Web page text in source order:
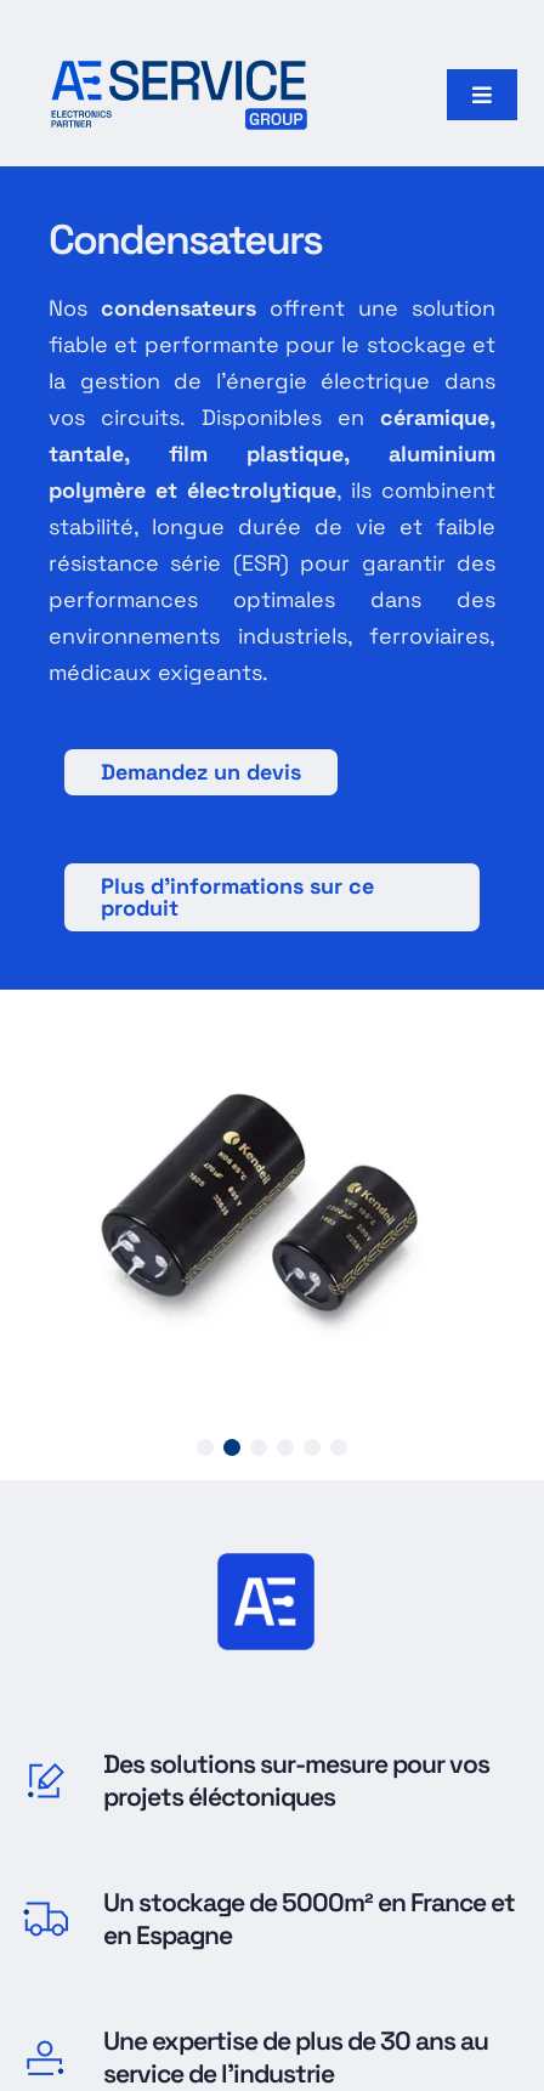
contenu
Toggle
Accueil
Produits
Fabricants
Notre groupe
Rechercher:
Français
Condensateurs
Nos condensateurs offrent une solution
fiable et performante pour le stockage et
la gestion de l’énergie électrique dans
vos circuits. Disponibles encéramique,
tantale, film plastique, aluminium
polymère et électrolytique, ils combinent
stabilité, longue durée de vie et faible
résistance série (ESR) pour garantir des
performances optimales dans des
environnements industriels, ferroviaires,
médicaux exigeants.
Demandez un devis
Plus d’informations sur ce
produit
Des solutions sur-mesure pour vos
projets éléctoniques
Un stockage de 5000m² en France et
en Espagne
Une expertise de plus de 30 ans au
service de l'industrie